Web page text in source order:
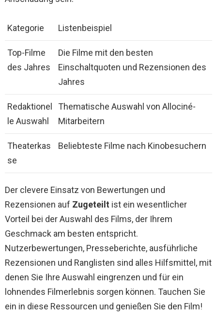
Kategorie Listenbeispiel
Top-Filme
des Jahres
Die Filme mit den besten
Einschaltquoten und Rezensionen des
Jahres
Redaktionel
le Auswahl
Thematische Auswahl von Allociné-
Mitarbeitern
Theaterkas
se
Beliebteste Filme nach Kinobesuchern
Der clevere Einsatz von Bewertungen und
Rezensionen auf Zugeteilt ist ein wesentlicher
Vorteil bei der Auswahl des Films, der Ihrem
Geschmack am besten entspricht.
Nutzerbewertungen, Presseberichte, ausführliche
Rezensionen und Ranglisten sind alles Hilfsmittel, mit
denen Sie Ihre Auswahl eingrenzen und für ein
lohnendes Filmerlebnis sorgen können. Tauchen Sie
ein in diese Ressourcen und genießen Sie den Film!